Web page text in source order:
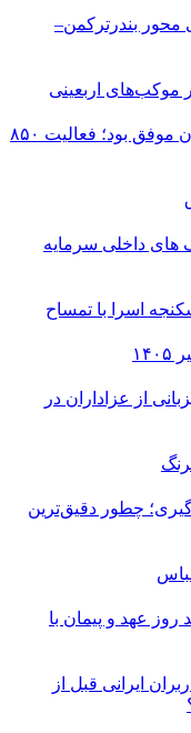
محور بندرترکمن–
موکب‌های اربعینی
مدیریت تأمین شیرخشک در مازندران موفق بود؛ فعالیت ۸۵۰
داخلی سرمایه‌
اسرا با تمساح
از عزاداران در
گیری؛ چطور دقیق‌ترین
روز عهد و پیمان با
ایرانی قبل از